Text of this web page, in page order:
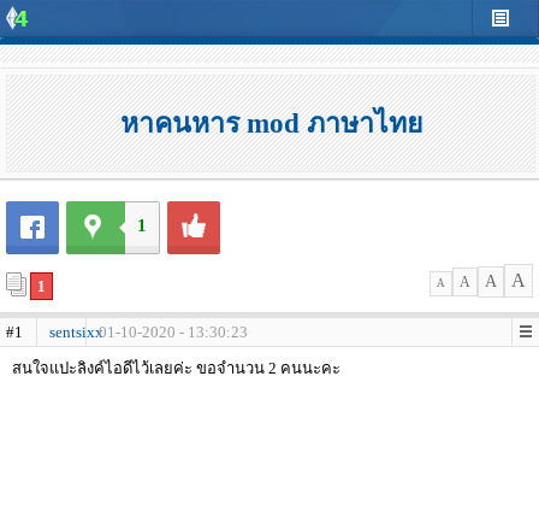
หาคนหาร mod ภาษาไทย
1
1 A A A A
#1 sentsixx01-10-2020 - 13:30:23
สนใจแปะลิงค์ไอดีไว้เลยค่ะ ขอจำนวน 2 คนนะคะ